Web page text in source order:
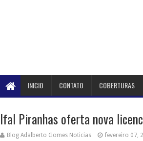
INICIO CONTATO COBERTURAS
Ifal Piranhas oferta nova
Blog Adalberto Gomes Noticias fevereiro 07,